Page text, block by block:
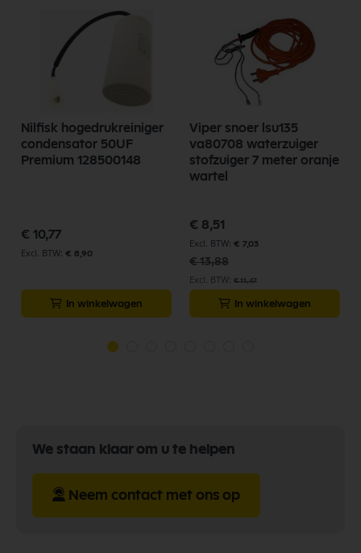
Nilfisk hogedrukreiniger
condensator 50UF
Premium 128500148
€ 10,77
€ 8,90
In winkelwagen
Viper snoer lsu135
va80708 waterzuiger
stofzuiger 7 meter oranje
wartel
Speciale
prijs
€ 8,51
€ 7,03
€ 13,88
€ 11,47
In winkelwagen
We staan klaar om u te helpen
Neem contact met ons op